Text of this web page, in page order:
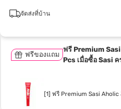
จัดส่งที่บ้าน
ฟรีของแถม
ฟรี Premium
Pcs เมื่อซื้อ Sasi
[1] ฟรี Premium Sasi